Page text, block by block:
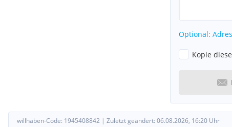
Wir weisen darauf hin, dass zwischen dem Vermittler und dem
Der Vermittler ist als Doppelmakler tätig.
Optional:
Kopie
willhaben-Code: 1945408842 | Zuletzt geändert: 06.08.2026, 16:20 Uhr